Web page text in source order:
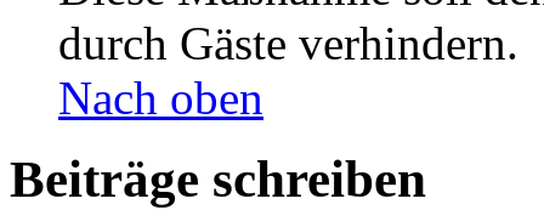
durch Gäste verhindern.
Nach oben
Beiträge schreiben